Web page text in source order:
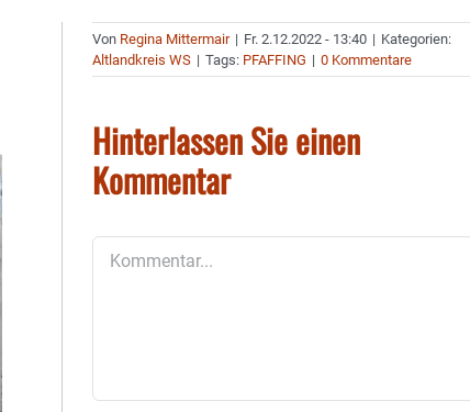
Von Regina Mittermair | Fr. 2.12.2022 - 13:40 | Kategorien:
Altlandkreis WS | Tags: PFAFFING | 0 Kommentare
Hinterlassen Sie einen
Kommentar